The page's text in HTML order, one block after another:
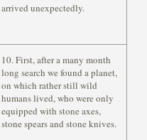
arrived unexpectedly.
10. First, after a many month
long search we found a planet,
on which rather still wild
humans lived, who were only
equipped with stone axes,
stone spears and stone knives.